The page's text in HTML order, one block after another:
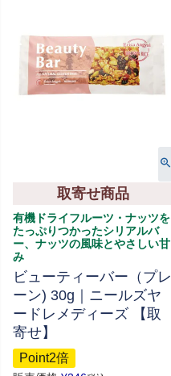
取寄せ商品
有機ドライフルーツ・ナッツを
たっぷりつかったシリアルバ
ー、ナッツの風味とやさしい甘
み
ビューティーバー（プレ
ーン) 30g｜ニールズヤ
ードレメディーズ 【取
寄せ】
Point2倍